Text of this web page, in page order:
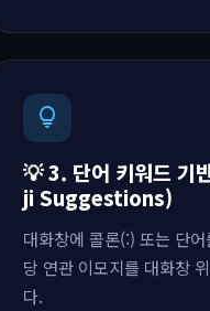
lightbulb
💡 3. 단어 키워드 기
ji Suggestions)
대화창에 콜론(:) 또는 단
당 연관 이모지를 대화창
다.